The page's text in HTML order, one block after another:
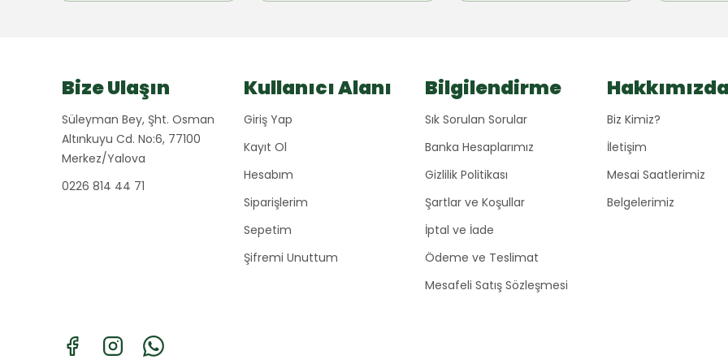
Bize Ulaşın
Süleyman Bey, Şht. Osman
Altınkuyu Cd. No:6, 77100
Merkez/Yalova
0226 814 44 71
Kullanıcı Alanı
Giriş Yap
Kayıt Ol
Hesabım
Siparişlerim
Sepetim
Şifremi Unuttum
Bilgilendirme
Sık Sorulan Sorular
Banka Hesaplarımız
Gizlilik Politikası
Şartlar ve Koşullar
İptal ve İade
Ödeme ve Teslimat
Mesafeli Satış Sözleşmesi
Biz Kimiz?
İletişim
Mesai Saatlerimiz
Belgelerimiz